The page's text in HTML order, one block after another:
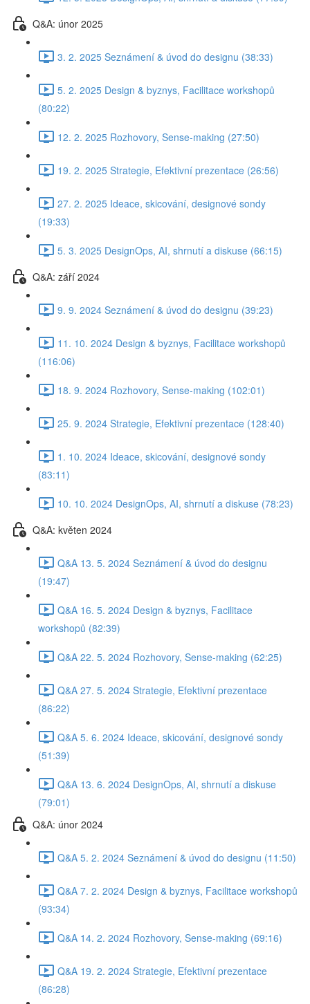
Q&A: únor 2025
3. 2. 2025 Seznámení & úvod do designu (38:33)
5. 2. 2025 Design & byznys, Facilitace workshopů
(80:22)
12. 2. 2025 Rozhovory, Sense-making (27:50)
19. 2. 2025 Strategie, Efektivní prezentace (26:56)
27. 2. 2025 Ideace, skicování, designové sondy
(19:33)
5. 3. 2025 DesignOps, AI, shrnutí a diskuse (66:15)
Q&A: září 2024
9. 9. 2024 Seznámení & úvod do designu (39:23)
11. 10. 2024 Design & byznys, Facilitace workshopů
(116:06)
18. 9. 2024 Rozhovory, Sense-making (102:01)
25. 9. 2024 Strategie, Efektivní prezentace (128:40)
1. 10. 2024 Ideace, skicování, designové sondy
(83:11)
10. 10. 2024 DesignOps, AI, shrnutí a diskuse (78:23)
Q&A: květen 2024
Q&A 13. 5. 2024 Seznámení & úvod do designu
(19:47)
Q&A 16. 5. 2024 Design & byznys, Facilitace
workshopů (82:39)
Q&A 22. 5. 2024 Rozhovory, Sense-making (62:25)
Q&A 27. 5. 2024 Strategie, Efektivní prezentace
(86:22)
Q&A 5. 6. 2024 Ideace, skicování, designové sondy
(51:39)
Q&A 13. 6. 2024 DesignOps, AI, shrnutí a diskuse
(79:01)
Q&A: únor 2024
Q&A 5. 2. 2024 Seznámení & úvod do designu (11:50)
Q&A 7. 2. 2024 Design & byznys, Facilitace workshopů
(93:34)
Q&A 14. 2. 2024 Rozhovory, Sense-making (69:16)
Q&A 19. 2. 2024 Strategie, Efektivní prezentace
(86:28)